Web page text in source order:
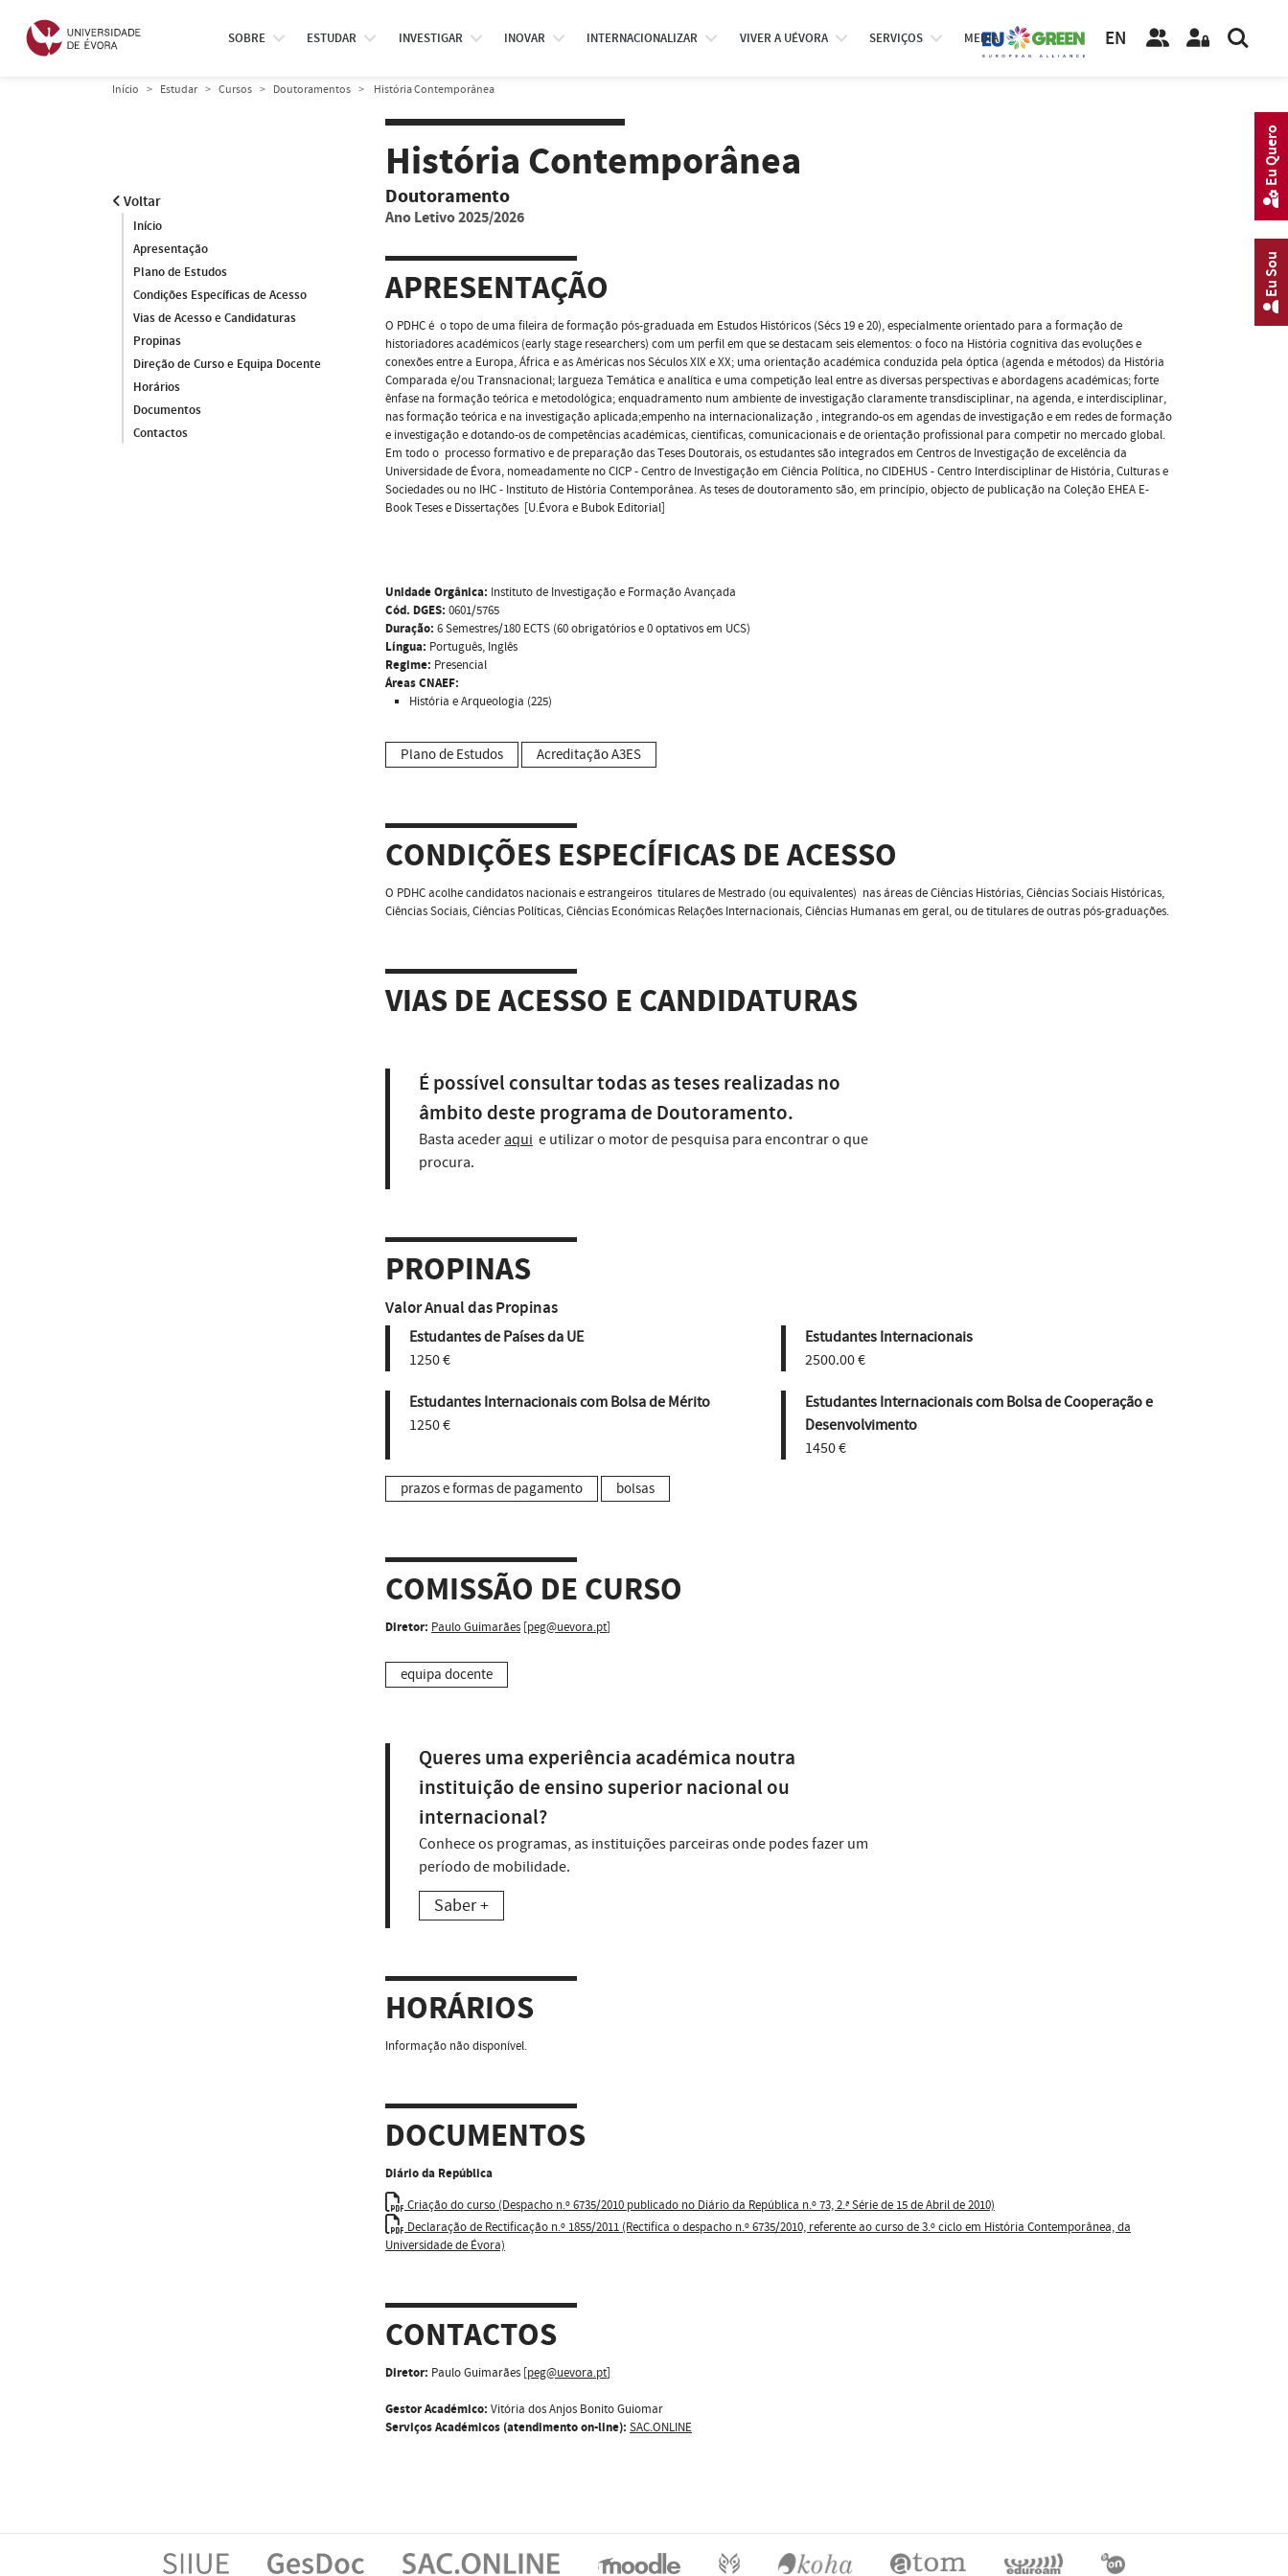
SOBRE ESTUDAR INVESTIGAR INOVAR INTERNACIONALIZAR VIVER A UÉVORA SERVIÇOS MEDIA EN
Início Estudar Cursos Doutoramentos História Contemporânea
Voltar
Início
Apresentação
Plano de Estudos
Condições Específicas de Acesso
Vias de Acesso e Candidaturas
Propinas
Direção de Curso e Equipa Docente
Horários
Documentos
Contactos
História Contemporânea
Doutoramento
Ano Letivo 2025/2026
APRESENTAÇÃO
O PDHC é o topo de uma fileira de formação pós-graduada em Estudos Históricos (Sécs 19 e 20), especialmente orientado para a formação de
historiadores académicos (early stage researchers) com um perfil em que se destacam seis elementos: o foco na História cognitiva das evoluções e
conexões entre a Europa, África e as Américas nos Séculos XIX e XX; uma orientação académica conduzida pela óptica (agenda e métodos) da História
Comparada e/ou Transnacional; largueza Temática e analítica e uma competição leal entre as diversas perspectivas e abordagens académicas; forte
ênfase na formação teórica e metodológica; enquadramento num ambiente de investigação claramente transdisciplinar, na agenda, e interdisciplinar,
nas formação teórica e na investigação aplicada;empenho na internacionalização , integrando-os em agendas de investigação e em redes de formação
e investigação e dotando-os de competências académicas, cientificas, comunicacionais e de orientação profissional para competir no mercado global.
Em todo o processo formativo e de preparação das Teses Doutorais, os estudantes são integrados em Centros de Investigação de excelência da
Universidade de Évora, nomeadamente no CICP - Centro de Investigação em Ciência Política, no CIDEHUS - Centro Interdisciplinar de História, Culturas e
Sociedades ou no IHC - Instituto de História Contemporânea. As teses de doutoramento são, em princípio, objecto de publicação na Coleção EHEA E-
Book Teses e Dissertações [U.Évora e Bubok Editorial]
Unidade Orgânica: Instituto de Investigação e Formação Avançada
Cód. DGES: 0601/5765
Duração: 6 Semestres/180 ECTS (60 obrigatórios e 0 optativos em UCS)
Língua: Português, Inglês
Regime: Presencial
Áreas CNAEF:
História e Arqueologia (225)
Plano de Estudos Acreditação A3ES
CONDIÇÕES ESPECÍFICAS DE ACESSO
O PDHC acolhe candidatos nacionais e estrangeiros titulares de Mestrado (ou equivalentes) nas áreas de Ciências Histórias, Ciências Sociais Históricas,
Ciências Sociais, Ciências Políticas, Ciências Económicas Relações Internacionais, Ciências Humanas em geral, ou de titulares de outras pós-graduações.
VIAS DE ACESSO E CANDIDATURAS
É possível consultar todas as teses realizadas no
âmbito deste programa de Doutoramento.
Basta aceder aqui e utilizar o motor de pesquisa para encontrar o que
procura.
PROPINAS
Valor Anual das Propinas
Estudantes de Países da UE
1250 €
Estudantes Internacionais
2500.00 €
Estudantes Internacionais com Bolsa de Mérito
1250 €
Estudantes Internacionais com Bolsa de Cooperação e
Desenvolvimento
1450 €
prazos e formas de pagamento bolsas
COMISSÃO DE CURSO
Diretor: Paulo Guimarães [peg@uevora.pt]
equipa docente
Queres uma experiência académica noutra
instituição de ensino superior nacional ou
internacional?
Conhece os programas, as instituições parceiras onde podes fazer um
período de mobilidade.
Saber +
HORÁRIOS
Informação não disponível.
DOCUMENTOS
Diário da República
Criação do curso (Despacho n.º 6735/2010 publicado no Diário da República n.º 73, 2.ª Série de 15 de Abril de 2010)
Declaração de Rectificação n.º 1855/2011 (Rectifica o despacho n.º 6735/2010, referente ao curso de 3.º ciclo em História Contemporânea, da
Universidade de Évora)
CONTACTOS
Diretor: Paulo Guimarães [peg@uevora.pt]
Gestor Académico: Vitória dos Anjos Bonito Guiomar
Serviços Académicos (atendimento on-line): SAC.ONLINE
Eu Sou
Eu Quero